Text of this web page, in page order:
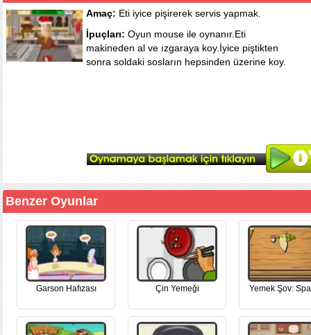
Amaç: Eti iyice pişirerek servis yapmak.
İpuçları: Oyun mouse ile oynanır.Eti
makineden al ve ızgaraya koy.İyice piştikten
sonra soldaki sosların hepsinden üzerine koy.
Benzer Oyunlar
Garson Hafızası Çin Yemeği Yemek Şov: